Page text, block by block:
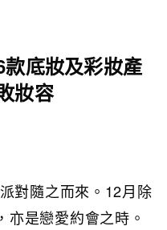
底妝及彩妝產
妝容
對隨之而來。12月除
是戀愛約會之時。